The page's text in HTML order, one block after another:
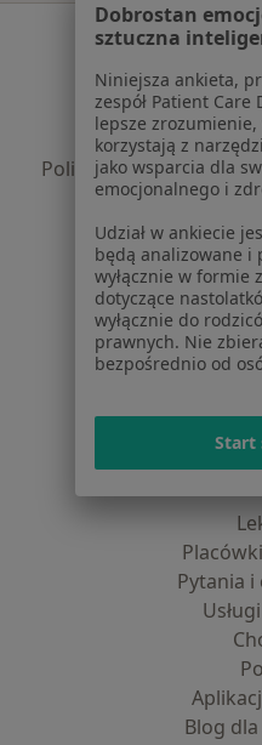
Polityka
Polityka
Polityka prywatności
dane
Jak działają
Praca
Dla
Pytania
Blog
Dobrostan
sztuczna
Niniejsza ankieta,
zespół Patient
lepsze
korzystają z
jako wsparcia dla
emocjonalnego i
Udział w ankiecie
będą analizowane i
wyłącznie w formie
dotyczące
wyłącznie do
prawnych. Nie
bezpośrednio od
Start